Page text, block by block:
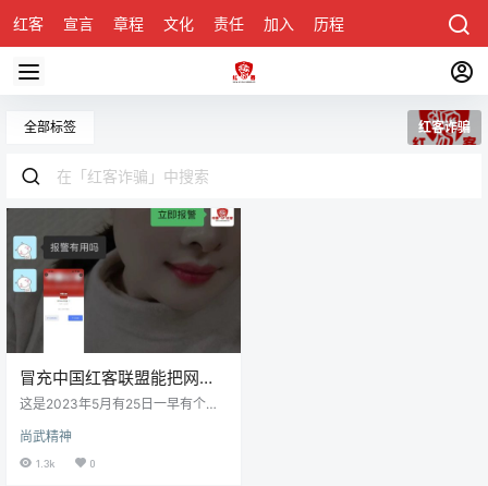
红客 宣言 章程 文化 责任 加入 历程 关于
全部标签 红客诈骗
冒充中国红客联盟能把网络
被骗的钱追款回款实施诈骗
这是2023年5月有25日一早有个叫
来消息：我被中国红客联盟骗了5万
块钱。我立刻知道了，这被网络上
尚武精神
1.3k 0